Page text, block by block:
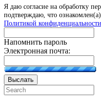
Я даю согласие на обработку
подтверждаю, что
Политикой конфиденциальности
Напомнить пароль
Электронная почта:
Выслать